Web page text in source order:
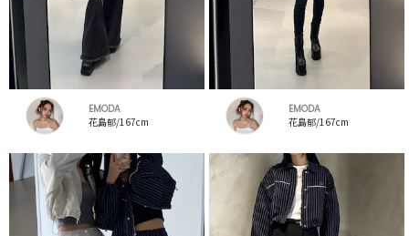
EMODA
花島郁/167cm
EMODA
花島郁/167cm